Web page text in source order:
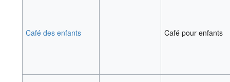
Café des enfants Café pour enfants